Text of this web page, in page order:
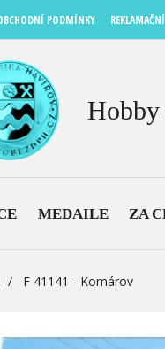
PODMÍNKY
MEDAILE ZA
F 41141 - Komárov